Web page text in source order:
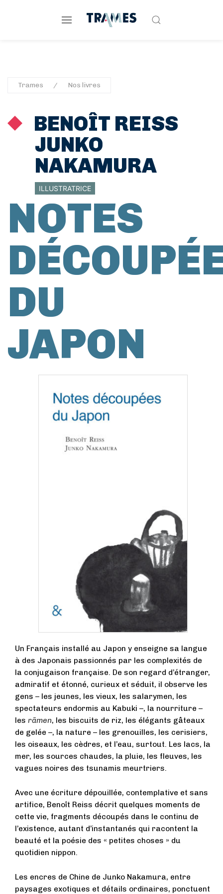
Trames Nos livres
BENOÎT REISS
JUNKO
NAKAMURA
ILLUSTRATRICE
NOTES
DU
JAPON
Un Français installé au Japon y enseigne sa langue
à des Japonais passionnés par les complexités de
la conjugaison française. De son regard d’étranger,
admiratif et étonné, curieux et séduit, il observe les
gens – les jeunes, les vieux, les salarymen, les
spectateurs endormis au Kabuki –, la nourriture –
les rāmen, les biscuits de riz, les élégants gâteaux
de gelée –, la nature – les grenouilles, les cerisiers,
les oiseaux, les cèdres, et l’eau, surtout. Les lacs, la
mer, les sources chaudes, la pluie, les fleuves, les
vagues noires des tsunamis meurtriers.
Avec une écriture dépouillée, contemplative et sans
artifice, Benoît Reiss décrit quelques moments de
cette vie, fragments découpés dans le continu de
l’existence, autant d’instantanés qui racontent la
beauté et la poésie des « petites choses » du
quotidien nippon.
Les encres de Chine de Junko Nakamura, entre
paysages exotiques et détails ordinaires, ponctuent